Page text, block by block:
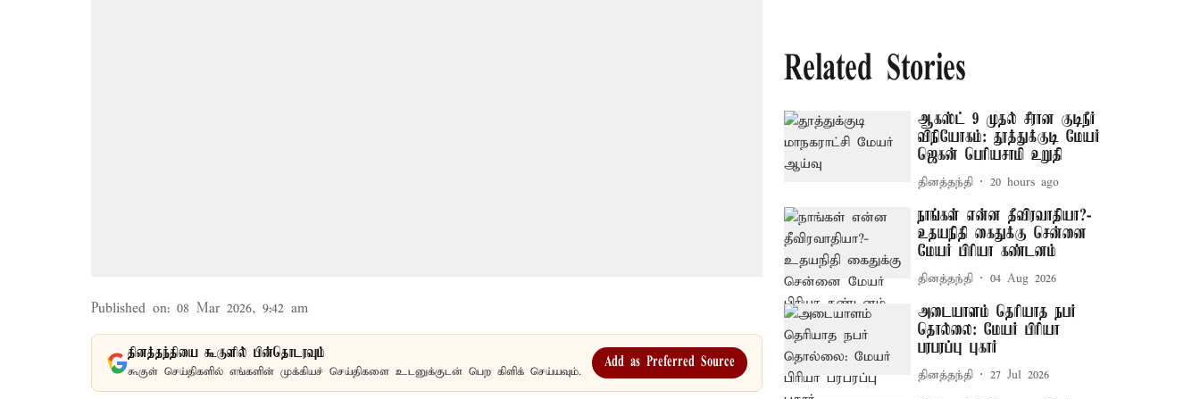
Published on: 08 Mar 2026, 9:42 am
தினத்தந்தியை கூகுளில் பின்தொடரவும்
கூகுள் செய்திகளில் எங்களின் முக்கியச் செய்திகளை உடனுக்குடன் பெற கிளிக் செய்யவும்.
Add as Preferred Source
Related Stories
ஆகஸ்ட் 9 முதல் சீரான குடிநீர்
விநியோகம்: தூத்துக்குடி மேயர்
ஜெகன் பெரியசாமி உறுதி
தினத்தந்தி 20 hours ago
நாங்கள் என்ன தீவிரவாதியா?-
உதயநிதி கைதுக்கு சென்னை
மேயர் பிரியா கண்டனம்
தினத்தந்தி 04 Aug 2026
அடையாளம் தெரியாத நபர்
தொல்லை: மேயர் பிரியா
பரபரப்பு புகார்
தினத்தந்தி 27 Jul 2026